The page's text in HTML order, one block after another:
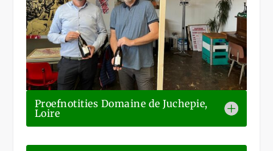
Proefnotities Domaine de Juchepie,
Loire